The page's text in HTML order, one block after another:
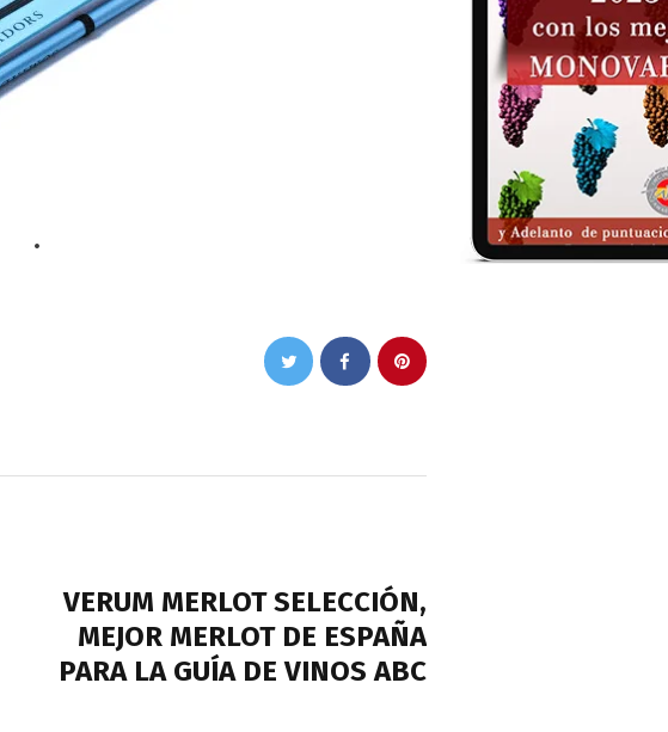
VERUM MERLOT SELECCIÓN,
MEJOR MERLOT DE ESPAÑA
PARA LA GUÍA DE VINOS ABC